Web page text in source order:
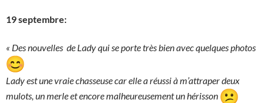
19 septembre:
« Des nouvelles de Lady qui se porte très bien avec quelques photos
Lady est une vraie chasseuse car elle a réussi à m’attraper deux
mulots, un merle et encore malheureusement un hérisson